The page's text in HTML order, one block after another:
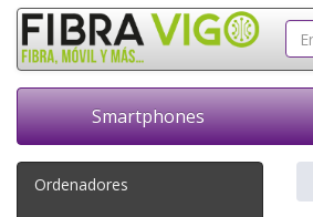
Smartphones
Ordenadores